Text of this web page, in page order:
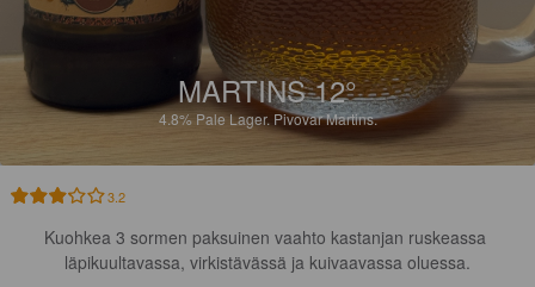
MARTINS 12°
4.8% Pale Lager. Pivovar Martins.
3.2
Kuohkea 3 sormen paksuinen vaahto kastanjan ruskeassa
läpikuultavassa, virkistävässä ja kuivaavassa oluessa.